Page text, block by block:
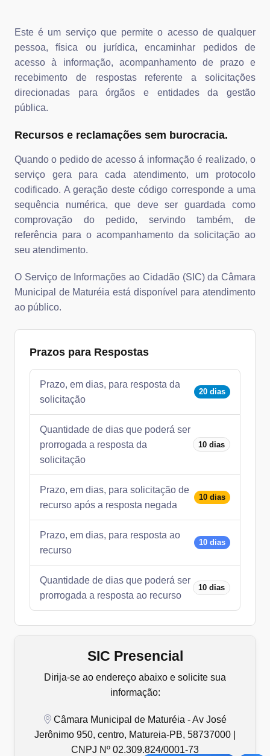
Este é um serviço que permite o acesso de qualquer
pessoa, física ou jurídica, encaminhar pedidos de
acesso à informação, acompanhamento de prazo e
recebimento de respostas referente a solicitações
direcionadas para órgãos e entidades da gestão
pública.
Recursos e reclamações sem burocracia.
Quando o pedido de acesso á informação é realizado, o
serviço gera para cada atendimento, um protocolo
codificado. A geração deste código corresponde a uma
sequência numérica, que deve ser guardada como
comprovação do pedido, servindo também, de
referência para o acompanhamento da solicitação ao
seu atendimento.
O Serviço de Informações ao Cidadão (SIC) da Câmara
Municipal de Maturéia está disponível para atendimento
ao público.
Prazos para Respostas
Prazo, em dias, para resposta da
solicitação
20 dias
Quantidade de dias que poderá ser
prorrogada a resposta da
solicitação
10 dias
Prazo, em dias, para solicitação de
recurso após a resposta negada
10 dias
Prazo, em dias, para resposta ao
recurso
10 dias
Quantidade de dias que poderá ser
prorrogada a resposta ao recurso
10 dias
SIC Presencial
Dirija-se ao endereço abaixo e solicite sua
informação:
Câmara Municipal de Maturéia - Av José
Jerônimo 950, centro, Matureia-PB, 58737000 |
CNPJ Nº 02.309.824/0001-73